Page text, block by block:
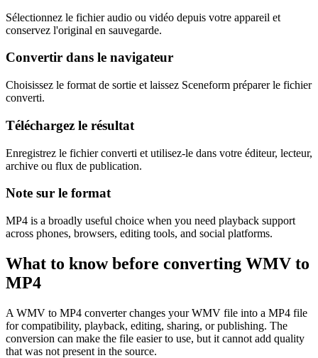
Sélectionnez le fichier audio ou vidéo depuis votre appareil et
conservez l'original en sauvegarde.
Convertir dans le navigateur
Choisissez le format de sortie et laissez Sceneform préparer le fichier
converti.
Téléchargez le résultat
Enregistrez le fichier converti et utilisez-le dans votre éditeur, lecteur,
archive ou flux de publication.
Note sur le format
MP4 is a broadly useful choice when you need playback support
across phones, browsers, editing tools, and social platforms.
What to know before converting WMV to
MP4
A WMV to MP4 converter changes your WMV file into a MP4 file
for compatibility, playback, editing, sharing, or publishing. The
conversion can make the file easier to use, but it cannot add quality
that was not present in the source.